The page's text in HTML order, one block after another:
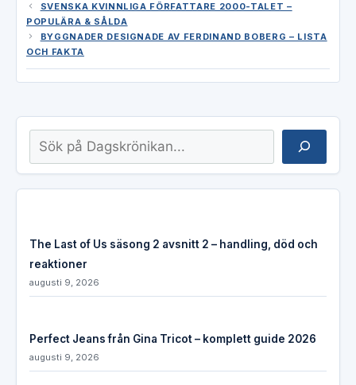
SVENSKA KVINNLIGA FÖRFATTARE 2000-TALET –
POPULÄRA & SÅLDA
BYGGNADER DESIGNADE AV FERDINAND BOBERG – LISTA
OCH FAKTA
Sök
The Last of Us säsong 2 avsnitt 2 – handling, död och
reaktioner
augusti 9, 2026
Perfect Jeans från Gina Tricot – komplett guide 2026
augusti 9, 2026